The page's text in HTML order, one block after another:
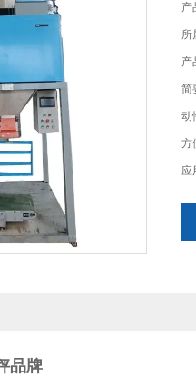
产
所
产
简
动
方
应
品牌